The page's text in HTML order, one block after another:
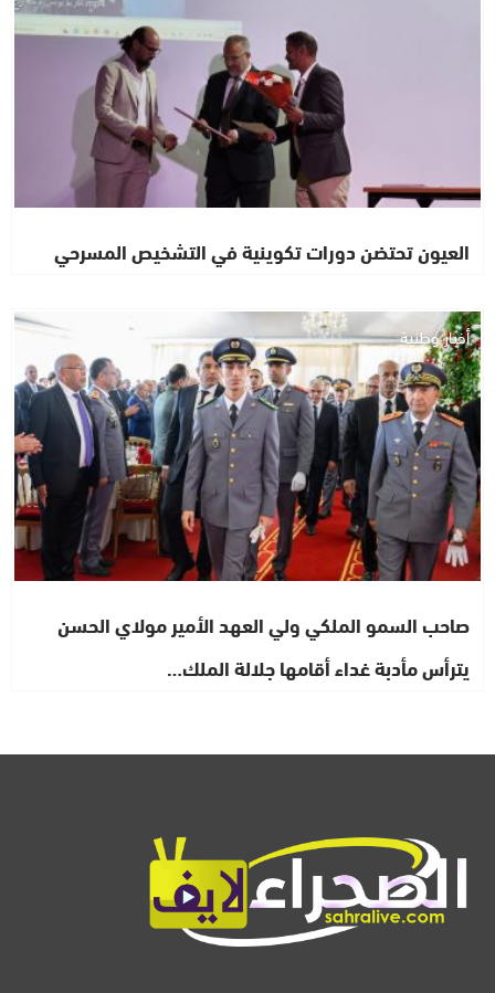
العيون تحتضن دورات تكوينية في التشخيص المسرحي
أخبار وطنية
صاحب السمو الملكي ولي العهد الأمير مولاي الحسن
يترأس مأدبة غداء أقامها جلالة الملك…